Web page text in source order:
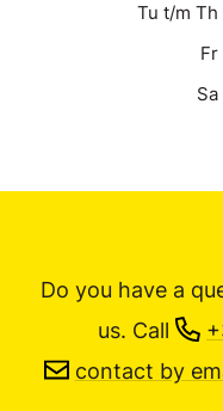
Tu t/m Th
Fr
Sa
Do you have a
us. Call
contact by